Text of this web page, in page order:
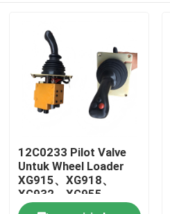
Rumah
Produk
12C0233 Pilot Valve
Untuk Wheel Loader
XG915、XG918、
XG932、XG955、
XG962、XG982 suku